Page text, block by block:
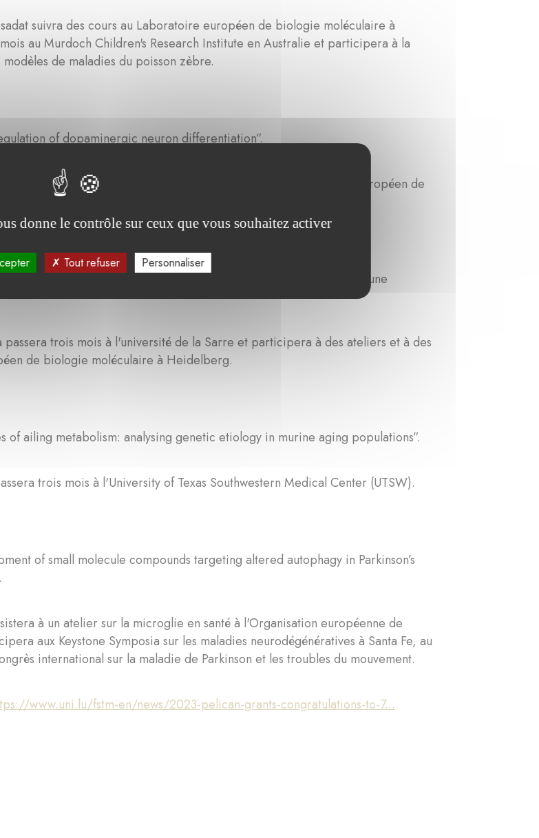
suivra des cours au Laboratoire européen de biologie moléculaire à
au Murdoch Children's Research Institute en Australie et participera à la
de maladies du poisson zèbre.
of dopaminergic neuron differentiation”.
l'université de Stockholm et suivra des cours au Laboratoire européen de
of metabolically rewired calcium signaling in melanoma on the immune
trois mois à l'université de la Sarre et participera à des ateliers et à des
de biologie moléculaire à Heidelberg.
of ailing metabolism: analysing genetic etiology in murine aging populations”.
trois mois à l'University of Texas Southwestern Medical Center (UTSW).
of small molecule compounds targeting altered autophagy in Parkinson’s
à un atelier sur la microglie en santé à l'Organisation européenne de
aux Keystone Symposia sur les maladies neurodégénératives à Santa Fe, au
international sur la maladie de Parkinson et les troubles du mouvement.
www.uni.lu/fstm-en/news/2023-pelican-grants-congratulations-to-7...
donne le contrôle sur ceux que vous souhaitez activer
Tout refuser Personnaliser